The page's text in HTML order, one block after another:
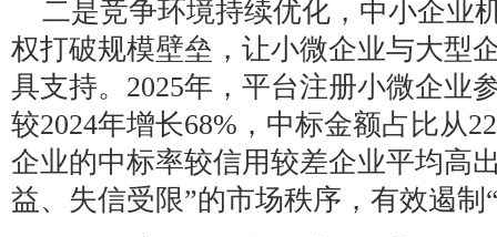
二是竞争环境持续优化，中小企业
权打破规模壁垒，让小微企业与大型
具支持。2025年，平台注册小微企业
较2024年增长68%，中标金额占比从
企业的中标率较信用较差企业平均高
益、失信受限”的市场秩序，有效遏制